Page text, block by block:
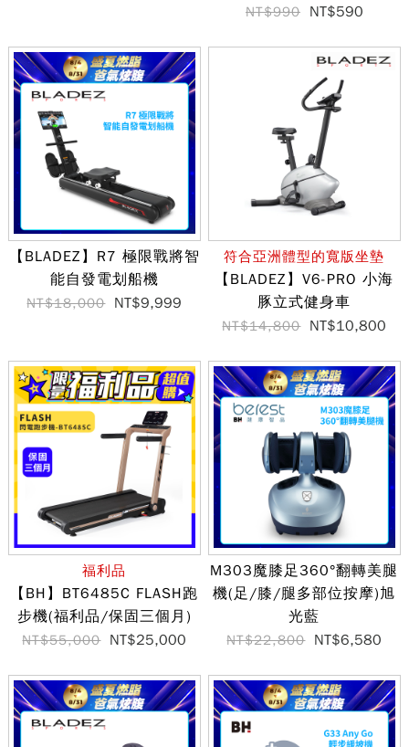
NT$990 NT$590
【BLADEZ】R7 極限戰將智
能自發電划船機
NT$18,000 NT$9,999
符合亞洲體型的寬版坐墊
【BLADEZ】V6-PRO 小海
豚立式健身車
NT$14,800 NT$10,800
福利品
【BH】BT6485C FLASH跑
步機(福利品/保固三個月)
NT$55,000 NT$25,000
M303魔膝足360°翻轉美腿
機(足/膝/腿多部位按摩)旭
光藍
NT$22,800 NT$6,580